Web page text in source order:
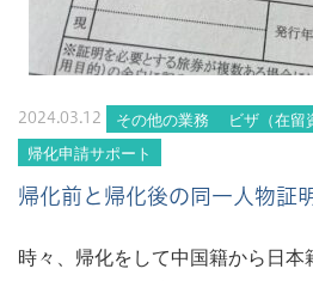
2024.03.12 その他の業務
ビザ（在留
帰化申請サポート
帰化前と帰化後の同一人物証
時々、帰化をして中国籍から日